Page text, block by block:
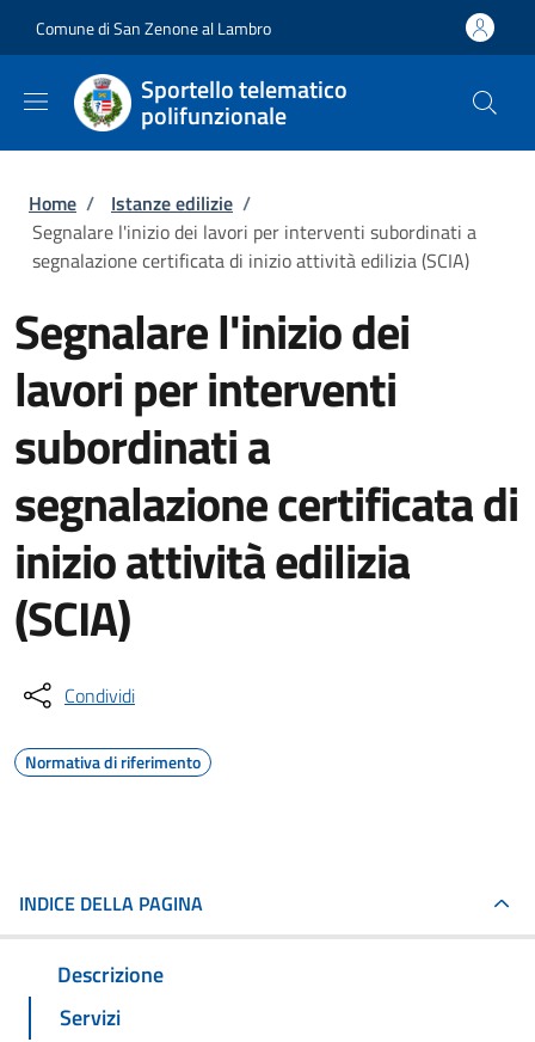
Comune di San Zenone al Lambro
Sportello telematico
polifunzionale
Briciole di pane
Home / Istanze edilizie /
Segnalare l'inizio dei lavori per interventi subordinati a
segnalazione certificata di inizio attività edilizia (SCIA)
Segnalare l'inizio dei
lavori per interventi
subordinati a
segnalazione certificata di
inizio attività edilizia
(SCIA)
Condividi
Normativa di riferimento
INDICE DELLA PAGINA
Descrizione
Servizi